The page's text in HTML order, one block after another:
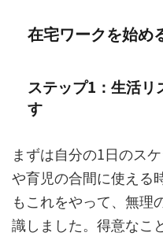
在宅ワークを始め
ステップ1：生活リ
す
まずは自分の1日のス
や育児の合間に使える
もこれをやって、無理
識しました。得意なこ